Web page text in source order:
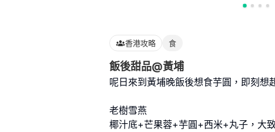
香港攻略 食
飯後甜品@黃埔
呢日來到黃埔晚飯後想食芋圓，即刻想
老樹雪燕
椰汁底+芒果蓉+芋圓+西米+丸子，大